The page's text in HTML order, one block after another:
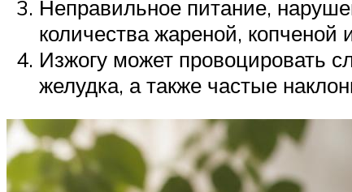
Неправильное питание,
количества жареной, копченой
Изжогу может провоцировать
желудка, а также частые